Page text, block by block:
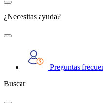
¿Necesitas ayuda?
Preguntas
Buscar